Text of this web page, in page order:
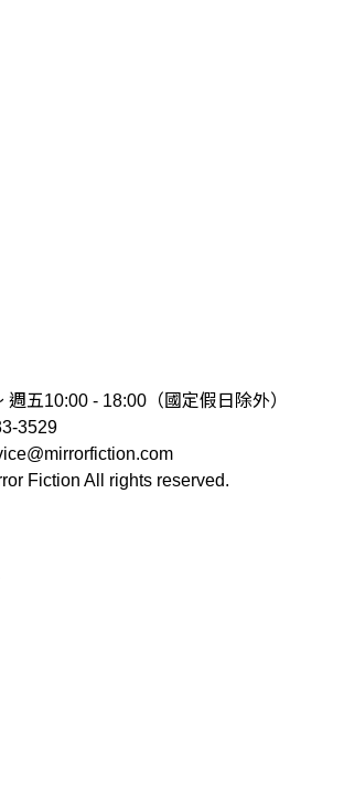
五10:00 - 18:00（國定假日除外）
3529
Fiction All rights reserved.